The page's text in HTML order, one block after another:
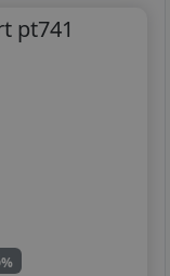
pt741
%